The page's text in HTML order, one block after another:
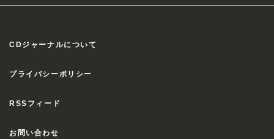
CDジャーナルについて
プライバシーポリシー
RSSフィード
お問い合わせ